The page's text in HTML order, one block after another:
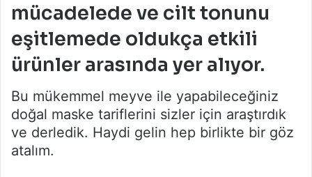
mücadelede ve cilt tonunu
eşitlemede oldukça etkili
ürünler arasında yer alıyor.
Bu mükemmel meyve ile yapabileceğiniz
doğal maske tariflerini sizler için araştırdık
ve derledik. Haydi gelin hep birlikte bir göz
atalım.